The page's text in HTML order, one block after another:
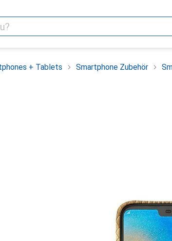
+ Tablets Smartphone Zubehör